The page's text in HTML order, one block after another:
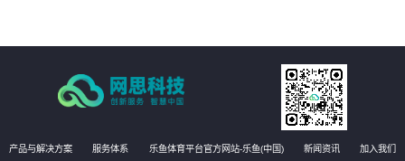
产品与解决方案 服务体系 乐鱼体育平台官方网站-乐鱼(中国) 新闻资讯 加入我们